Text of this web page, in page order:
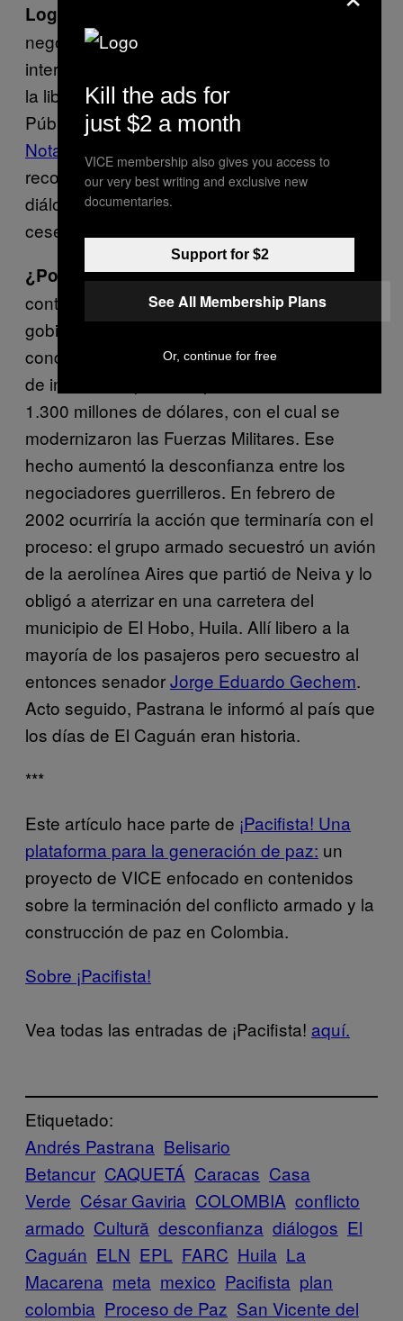
Logros:
negociaciones se dieron cuatro acuerdos de
intercambio humanitario con los que se logró
la libertad de 400 agentes de la Fuerza
Pública. También se creó una
Notables
recomendaciones para avanzar en los
diálogos, en especial en un escenario de
cese al fuego bilateral.
¿Por qué terminó?A la par que las FARC
continuaban con su fortalecimiento, el
gobierno Pastrana negoció y aceptó las
condiciones del
Plan Colombia, un paquete
de inversión aprobado por la Casa Blanca de
1.300 millones de dólares, con el cual se
modernizaron las Fuerzas Militares. Ese
hecho aumentó la desconfianza entre los
negociadores guerrilleros. En febrero de
2002 ocurriría la acción que terminaría con el
proceso: el grupo armado secuestró un avión
de la aerolínea Aires que partió de Neiva y lo
obligó a aterrizar en una carretera del
municipio de El Hobo, Huila. Allí libero a la
mayoría de los pasajeros pero secuestro al
entonces senadorJorge Eduardo Gechem.
Acto seguido, Pastrana le informó al país que
los días de El Caguán eran historia.
***
Este artículo hace parte de ¡Pacifista! Una
plataforma para la generación de paz: un
proyecto de VICE enfocado en contenidos
sobre la terminación del conflicto armado y la
construcción de paz en Colombia.
Sobre ¡Pacifista!
Vea todas las entradas de ¡Pacifista! aquí.
Etiquetado:
Andrés Pastrana Belisario
Betancur CAQUETÁ Caracas Casa
Verde César Gaviria COLOMBIA conflicto
armado Cultură desconfianza diálogos El
Caguán ELN EPL FARC Huila La
Macarena meta mexico Pacifista plan
colombia Proceso de Paz San Vicente del
Kill the ads for
just $2 a month
VICE membership also gives you access to
our very best writing and exclusive new
documentaries.
Support for $2
See All Membership Plans
Or, continue for free